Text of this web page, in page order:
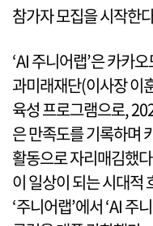
참가자 모집을 시작한
‘AI 주니어랩’은 카카
과미래재단(이사장 이
육성 프로그램으로,
은 만족도를 기록하며
활동으로 자리매김했
이 일상이 되는 시대적
‘주니어랩’에서 ‘AI 주